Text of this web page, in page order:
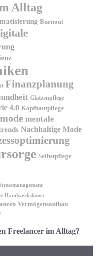
Alltag
Burnout-
Finanzplanung
Glatzenpflege
4.0 Kopfhautpflege
mentale
Nachhaltige Mode
Selbstpflege
Handwerkskunst
Vermögensaufbau
Freelancer im Alltag?